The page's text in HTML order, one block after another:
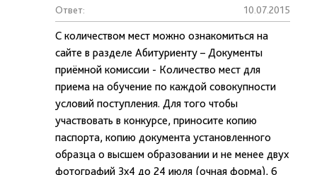
Ответ: 10.07.2015
С количеством мест можно ознакомиться на
сайте в разделе Абитуриенту – Документы
приёмной комиссии - Количество мест для
приема на обучение по каждой совокупности
условий поступления. Для того чтобы
участвовать в конкурсе, приносите копию
паспорта, копию документа установленного
образца о высшем образовании и не менее двух
фотографий 3х4 до 24 июля (очная форма), 6